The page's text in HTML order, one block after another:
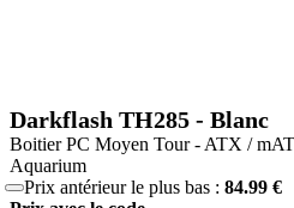
Darkflash TH285 - Blanc
Boitier PC Moyen Tour - ATX /
Aquarium
Prix antérieur le plus bas : 84.99 €